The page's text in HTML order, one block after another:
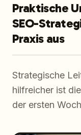
Praktische
SEO-
Praxis aus
Strategische
hilfreicher ist
der ersten